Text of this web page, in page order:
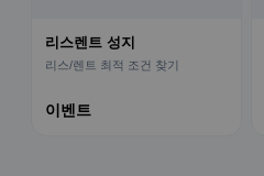
리스렌트 성지
리스/렌트 최적 조건 찾기
이벤트